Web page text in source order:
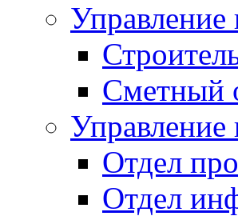
Управление
Сметный
Отдел
Отдел